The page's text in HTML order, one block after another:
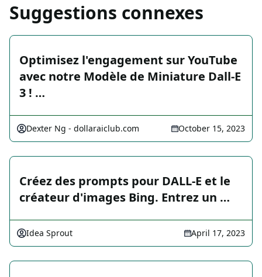
Suggestions connexes
Optimisez l'engagement sur YouTube
avec notre Modèle de Miniature Dall-E
3 ! …
Dexter Ng - dollaraiclub.com October 15, 2023
Créez des prompts pour DALL-E et le
créateur d'images Bing. Entrez un …
Idea Sprout April 17, 2023